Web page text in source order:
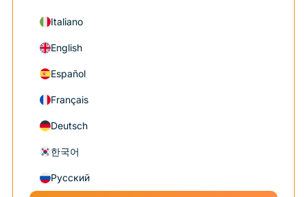
Italiano
English
Español
Français
Deutsch
한국어
Русский